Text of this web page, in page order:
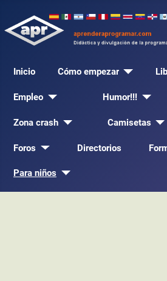
Inicio Cómo empezar
Empleo Humor!!!
Zona crash Camisetas
Foros Directorios
Para niños